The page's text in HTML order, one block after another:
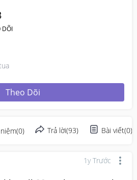
DÕI
Theo Dõi
(0) Trả lời(93) Bài viết(0)
1y Trước